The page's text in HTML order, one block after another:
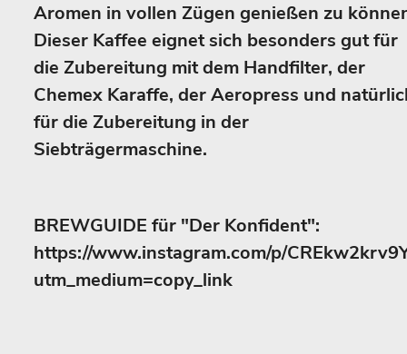
Aromen in vollen Zügen genießen zu
Dieser Kaffee eignet sich besonders gut für
die Zubereitung mit dem Handfilter, der
Chemex Karaffe, der Aeropress und
für die Zubereitung in der
Siebträgermaschine.
BREWGUIDE für "Der Konfident":
https://www.instagram.com/p/
utm_medium=copy_link